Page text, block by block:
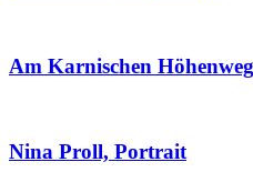
Am Karnischen
Nina Proll, Portrait